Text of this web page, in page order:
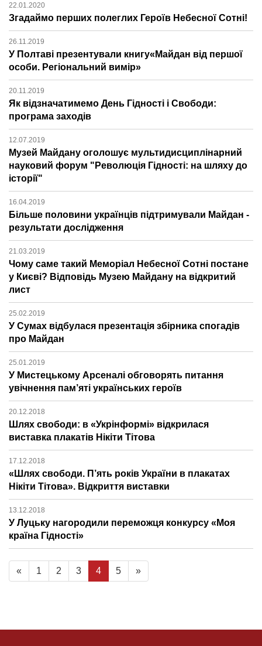
22.01.2020
Згадаймо перших полеглих Героїв Небесної Сотні!
26.11.2019
У Полтаві презентували книгу«Майдан від першої
особи. Регіональний вимір»
20.11.2019
Як відзначатимемо День Гідності і Свободи:
програма заходів
12.07.2019
Музей Майдану оголошує мультидисциплінарний
науковий форум "Революція Гідності: на шляху до
історії"
16.04.2019
Більше половини українців підтримували Майдан -
результати дослідження
21.03.2019
Чому саме такий Меморіал Небесної Сотні постане
у Києві? Відповідь Музею Майдану на відкритий
лист
25.02.2019
У Сумах відбулася презентація збірника спогадів
про Майдан
25.01.2019
У Мистецькому Арсеналі обговорять питання
увічнення пам’яті українських героїв
20.12.2018
Шлях свободи: в «Укрінформі» відкрилася
виставка плакатів Нікіти Тітова
17.12.2018
«Шлях свободи. П’ять років України в плакатах
Нікіти Тітова». Відкриття виставки
13.12.2018
У Луцьку нагородили переможця конкурсу «Моя
країна Гідності»
« 1 2 3 4 5 »